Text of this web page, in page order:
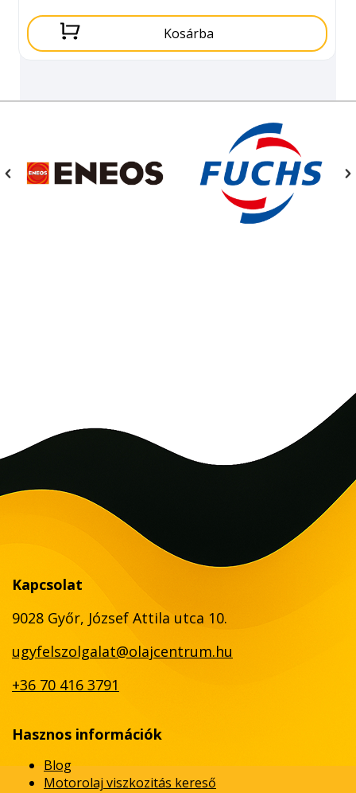
Kosárba
Kapcsolat
9028 Győr, József Attila utca 10.
ugyfelszolgalat@olajcentrum.hu
+36 70 416 3791
Hasznos információk
Blog
Motorolaj viszkozitás kereső